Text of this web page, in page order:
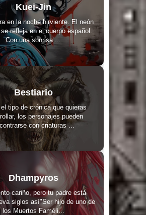
Kuei-Jin
en la noche hirviente. El neón
refleja en el cuerpo español.
Con una sonrisa ...
Bestiario
tipo de crónica que quieras
los personajes pueden
con criaturas ...
Dhampyros
cariño, pero tu padre está
siglos así"Ser hijo de uno de
los Muertos Faméli...